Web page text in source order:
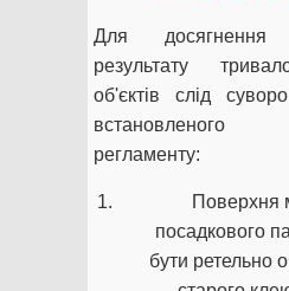
Для досягнення
результату
об'єктів слід
встановленого
регламенту:
Поверхня
посадкового
бути ретельно